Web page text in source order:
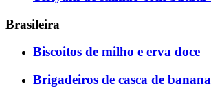
Brasileira
Biscoitos de milho e erva doce
Brigadeiros de casca de banana